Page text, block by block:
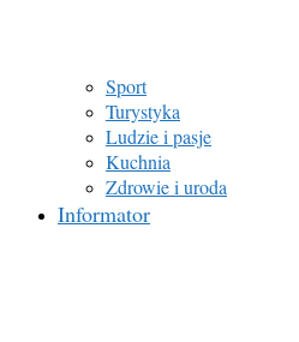
Sport
Turystyka
Ludzie i pasje
Kuchnia
Zdrowie i uroda
Informator